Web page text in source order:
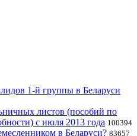
1-й группы в Беларуси
листов (пособий по
с июля 2013 года 100394
в Беларуси? 83657